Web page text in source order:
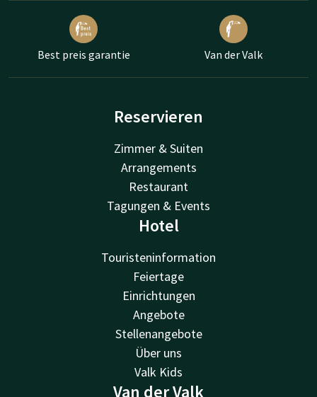
Best preis garantie Van der Valk
Reservieren
Zimmer & Suiten
Arrangements
Restaurant
Tagungen & Events
Hotel
Touristeninformation
Feiertage
Einrichtungen
Angebote
Stellenangebote
Über uns
Valk Kids
Van der Valk